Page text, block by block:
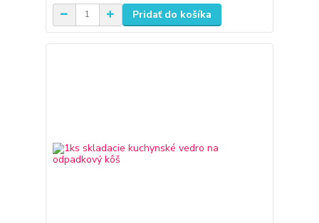
Pridať do košíka